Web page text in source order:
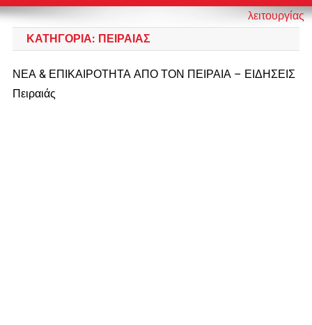
λειτουργίας
ΚΑΤΗΓΟΡΊΑ: ΠΕΙΡΑΙΑΣ
ΝΕΑ & ΕΠΙΚΑΙΡΟΤΗΤΑ ΑΠΟ ΤΟΝ ΠΕΙΡΑΙΑ – ΕΙΔΗΣΕΙΣ
Πειραιάς